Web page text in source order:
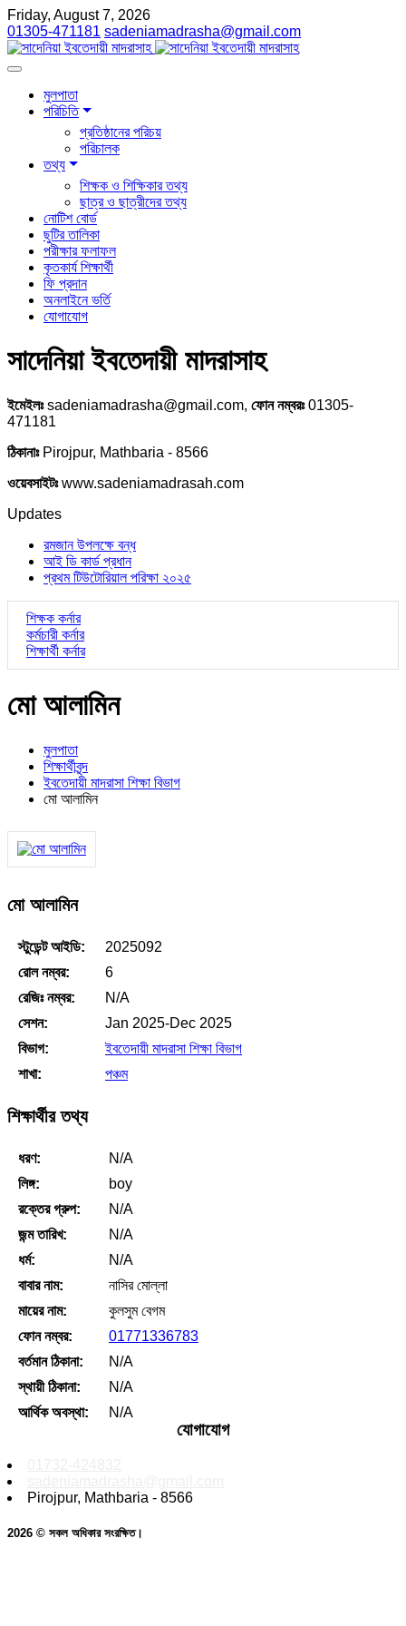
Friday, August 7, 2026
01305-471181 sadeniamadrasha@gmail.com
মুলপাতা
পরিচিতি
প্রতিষ্ঠানের পরিচয়
পরিচালক
তথ্য
শিক্ষক ও শিক্ষিকার তথ্য
ছাত্র ও ছাত্রীদের তথ্য
নোটিশ বোর্ড
ছুটির তালিকা
পরীক্ষার ফলাফল
কৃতকার্য শিক্ষার্থী
ফি প্রদান
অনলাইনে ভর্তি
যোগাযোগ
সাদেনিয়া ইবতেদায়ী মাদরাসাহ
ইমেইলঃsadeniamadrasha@gmail.com, ফোন নম্বরঃ01305-
471181
ঠিকানাঃPirojpur, Mathbaria - 8566
ওয়েবসাইটঃwww.sadeniamadrasah.com
Updates
রমজান উপলক্ষে বন্ধ
আই ডি কার্ড প্রধান
প্রথম টিউটোরিয়াল পরিক্ষা ২০২৫
শিক্ষক কর্নার
কর্মচারী কর্নার
শিক্ষার্থী কর্নার
মো আলামিন
মুলপাতা
শিক্ষার্থীবৃন্দ
ইবতেদায়ী মাদরাসা শিক্ষা বিভাগ
মো আলামিন
মো আলামিন
স্টুডেন্ট আইডি:
2025092
রোল নম্বর:
6
রেজিঃ নম্বর:
N/A
সেশন:
Jan 2025-Dec 2025
বিভাগ:
ইবতেদায়ী মাদরাসা শিক্ষা বিভাগ
শাখা:
পঞ্চম
শিক্ষার্থীর তথ্য
ধরণ:
N/A
লিঙ্গ:
boy
রক্তের গ্রুপ:
N/A
জন্ম তারিখ:
N/A
ধর্ম:
N/A
বাবার নাম:
নাসির মোল্লা
মায়ের নাম:
কুলসুম বেগম
ফোন নম্বর:
01771336783
বর্তমান ঠিকানা:
N/A
স্থায়ী ঠিকানা:
N/A
আর্থিক অবস্থা:
N/A
যোগাযোগ
Pirojpur, Mathbaria - 8566
2026 © সকল অধিকার সংরক্ষিত।